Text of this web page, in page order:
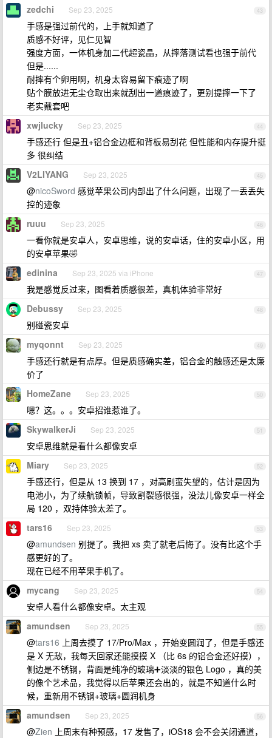
43
zedchi Sep 23, 2025
手感是强过前代的，上手就知道了
质感不好评，见仁见智
强度方面，一体机身加二代超瓷晶，从摔落测试看也强于前代
但是......
耐摔有个卵用啊，机身太容易留下痕迹了啊
贴个膜放进无尘仓取出来就刮出一道痕迹了，更别提摔一下了
老实戴套吧
44
xwjlucky Sep 23, 2025
手感还行 但是丑+铝合金边框和背板易刮花 但性能和内存提升挺
多 很纠结
45
V2LIYANG Sep 23, 2025
@nicoSword 感觉苹果公司内部出了什么问题，出现了一丢丢失
控的迹象
46
ruuu Sep 23, 2025
一看你就是安卓人，安卓思维，说的安卓话，住的安卓小区，用
的安卓苹果🤣
47
edinina Sep 23, 2025 via iPhone
我是感觉反过来，图看着质感很差，真机体验非常好
48
Debussy Sep 23, 2025
别碰瓷安卓
49
myqonnt Sep 23, 2025
手感还行就是有点厚。但是质感确实差，铝合金的触感还是太廉
价了
50
HomeZane Sep 23, 2025
嗯？这。。。安卓招谁惹谁了。
51
SkywalkerJi Sep 23, 2025
安卓思维就是看什么都像安卓
52
Miary Sep 23, 2025
手感还行，但是从 13 换到 17 ，对高刷蛮失望的，估计是因为
电池小，为了续航锁帧，导致割裂感很强，没法儿像安卓一样全
局 120 ，双持体验太差了。
53
tars16 Sep 23, 2025
@amundsen 别提了。我把 xs 卖了就老后悔了。没有比这个手
感更好的了。
现在已经不用苹果手机了。
54
mycang Sep 23, 2025
安卓人看什么都像安卓。太主观
55
amundsen Sep 23, 2025
@tars16 上周去摸了 17/Pro/Max ，开始变圆润了，但是手感还
是 X 无敌，我每天回家还能摸摸 X （比 6s 的铝合金还好摸），
侧边是不锈钢，背面是纯净的玻璃➕淡淡的银色 Logo ，真的美
的像个艺术品，我觉得以后苹果还会出的，就是不知道什么时
候，重新用不锈钢+玻璃+圆润机身
56
amundsen Sep 23, 2025
@Zien 上周末有种预感，17 发售了，iOS18 会不会关闭通道，